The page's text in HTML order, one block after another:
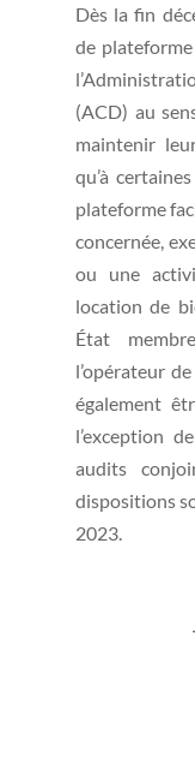
Dès la fin
de
(ACD) au
maintenir
qu’à
plateforme
concernée,
ou une
location de
État
l’opérateur
également
l’exception
audits
dispositions
2023.